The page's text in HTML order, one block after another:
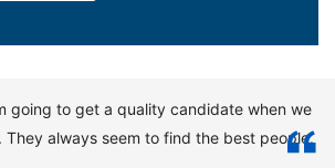
going to get a quality candidate when we
always seem to find the best people.